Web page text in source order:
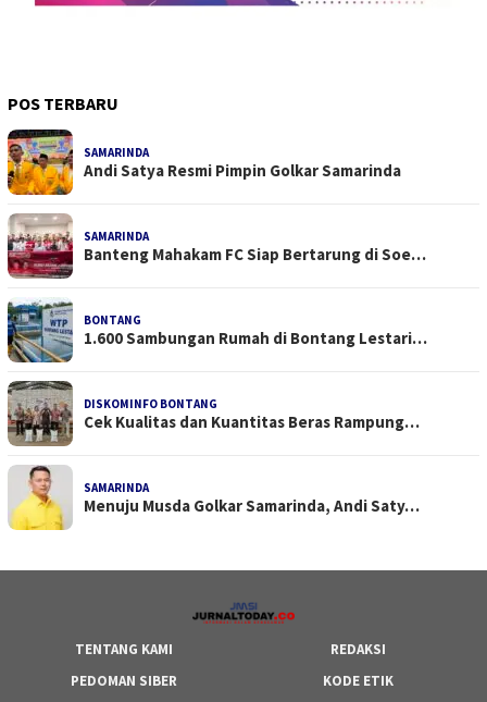
POS TERBARU
SAMARINDA
Andi Satya Resmi Pimpin Golkar Samarinda
SAMARINDA
Banteng Mahakam FC Siap Bertarung di Soe…
BONTANG
1.600 Sambungan Rumah di Bontang Lestari…
DISKOMINFO BONTANG
Cek Kualitas dan Kuantitas Beras Rampung…
SAMARINDA
Menuju Musda Golkar Samarinda, Andi Saty…
TENTANG KAMI
REDAKSI
PEDOMAN SIBER
KODE ETIK